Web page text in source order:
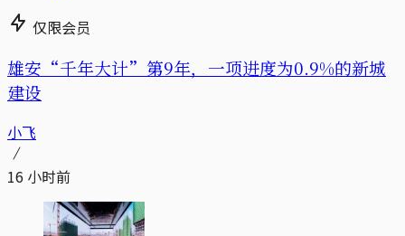
仅限会员
雄安“千年大计”第9年，一项进度为0.9%的新城
建设
小飞
16 小时前